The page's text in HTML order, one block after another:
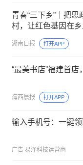
青春“三下乡”｜把思
村，让红色基因在
湖南日报 打开APP
“最美书店”福建首店
海西晨报 打开APP
输入手机号：一键领
广告 易泽科技运营商